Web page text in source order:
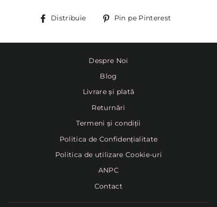
Distribuie DistribuiePin pe Pinterest
Despre Noi
Blog
Livrare și plată
Returnări
Termeni și condiții
Politica de Confidențialitate
Politica de utilizare Cookie-uri
ANPC
Contact